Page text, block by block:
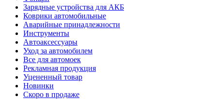
Зарядные устройства для АКБ
Коврики автомобильные
Аварийные принадлежности
Инструменты
Автоаксессуары
Уход за автомобилем
Все для автомоек
Рекламная продукция
Уцененный товар
Новинки
Скоро в продаже